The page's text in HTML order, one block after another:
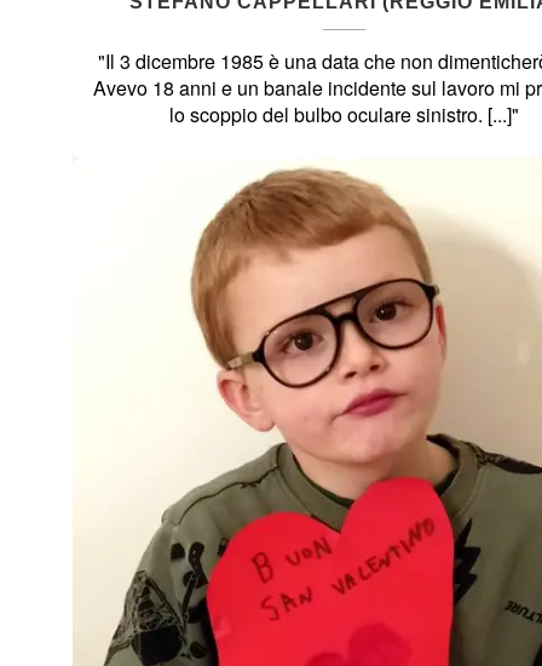
"Il 3 dicembre 1985 è una data che non
Avevo 18 anni e un banale incidente sul lavoro mi
lo scoppio del bulbo oculare sinistro. [...]"